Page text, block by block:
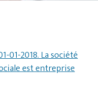
01-2018. La société
est entreprise